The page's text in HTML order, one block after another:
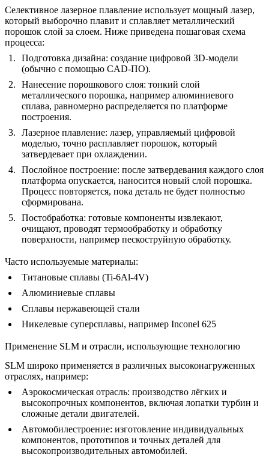
Селективное лазерное плавление использует мощный лазер,
который выборочно плавит и сплавляет металлический
порошок слой за слоем. Ниже приведена пошаговая схема
процесса:
Подготовка дизайна: создание цифровой 3D-модели
(обычно с помощью CAD-ПО).
Нанесение порошкового слоя: тонкий слой
металлического порошка, например алюминиевого
сплава, равномерно распределяется по платформе
построения.
Лазерное плавление: лазер, управляемый цифровой
моделью, точно расплавляет порошок, который
затвердевает при охлаждении.
Послойное построение: после затвердевания каждого слоя
платформа опускается, наносится новый слой порошка.
Процесс повторяется, пока деталь не будет полностью
сформирована.
Постобработка: готовые компоненты извлекают,
очищают, проводят термообработку и обработку
поверхности, например пескоструйную обработку.
Часто используемые материалы:
Титановые сплавы (Ti-6Al-4V)
Алюминиевые сплавы
Сплавы нержавеющей стали
Никелевые суперсплавы, например Inconel 625
Применение SLM и отрасли, использующие технологию
SLM широко применяется в различных высоконагруженных
отраслях, например:
Аэрокосмическая отрасль: производство лёгких и
высокопрочных компонентов, включая лопатки турбин и
сложные детали двигателей.
Автомобилестроение: изготовление индивидуальных
компонентов, прототипов и точных деталей для
высокопроизводительных автомобилей.